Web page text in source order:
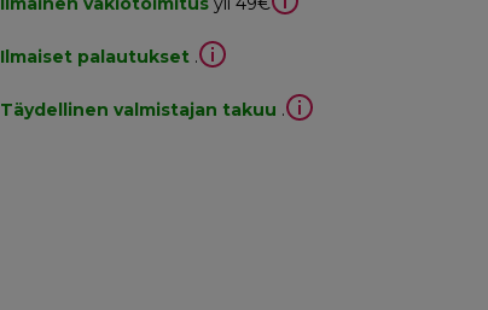
Ilmaiset palautukset .
Täydellinen valmistajan takuu .